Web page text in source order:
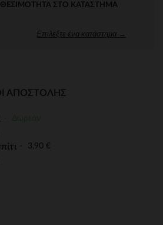
ΣΤΟ ΚΑΤΆΣΤΗΜΑ
Επιλέξτε ένα κατάστημα →
ΑΠΟΣΤΟΛΉΣ
3,90 €